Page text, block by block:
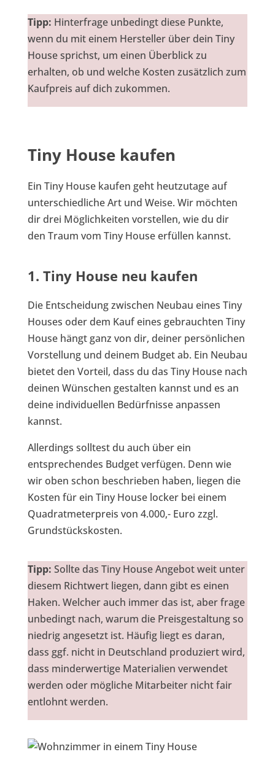
Tipp: Hinterfrage unbedingt diese Punkte,
wenn du mit einem Hersteller über dein Tiny
House sprichst, um einen Überblick zu
erhalten, ob und welche Kosten zusätzlich zum
Kaufpreis auf dich zukommen.
Tiny House kaufen
Ein Tiny House kaufen geht heutzutage auf
unterschiedliche Art und Weise. Wir möchten
dir drei Möglichkeiten vorstellen, wie du dir
den Traum vom Tiny House erfüllen kannst.
1. Tiny House neu kaufen
Die Entscheidung zwischen Neubau eines Tiny
Houses oder dem Kauf eines gebrauchten Tiny
House hängt ganz von dir, deiner persönlichen
Vorstellung und deinem Budget ab. Ein Neubau
bietet den Vorteil, dass du das Tiny House nach
deinen Wünschen gestalten kannst und es an
deine individuellen Bedürfnisse anpassen
kannst.
Allerdings solltest du auch über ein
entsprechendes Budget verfügen. Denn wie
wir oben schon beschrieben haben, liegen die
Kosten für ein Tiny House locker bei einem
Quadratmeterpreis von 4.000,- Euro zzgl.
Grundstückskosten.
Tipp: Sollte das Tiny House Angebot weit unter
diesem Richtwert liegen, dann gibt es einen
Haken. Welcher auch immer das ist, aber frage
unbedingt nach, warum die Preisgestaltung so
niedrig angesetzt ist. Häufig liegt es daran,
dass ggf. nicht in Deutschland produziert wird,
dass minderwertige Materialien verwendet
werden oder mögliche Mitarbeiter nicht fair
entlohnt werden.